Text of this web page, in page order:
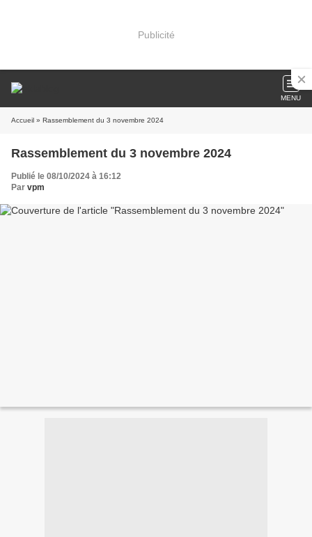
Publicité
MENU
Accueil » Rassemblement du 3 novembre 2024
Rassemblement du 3 novembre 2024
Publié le 08/10/2024 à 16:12
Par vpm